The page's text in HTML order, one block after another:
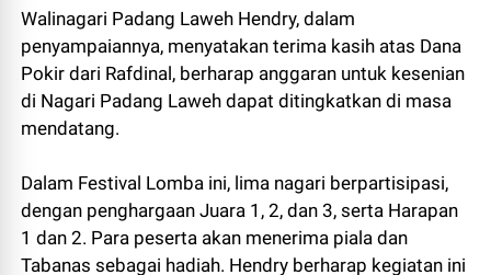
Walinagari Padang Laweh Hendry, dalam
penyampaiannya, menyatakan terima kasih atas Dana
Pokir dari Rafdinal, berharap anggaran untuk kesenian
di Nagari Padang Laweh dapat ditingkatkan di masa
mendatang.
Dalam Festival Lomba ini, lima nagari berpartisipasi,
dengan penghargaan Juara 1, 2, dan 3, serta Harapan
1 dan 2. Para peserta akan menerima piala dan
Tabanas sebagai hadiah. Hendry berharap kegiatan ini